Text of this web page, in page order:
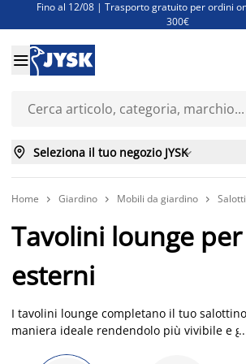
Fino al 12/08 | Trasporto gratuito per ordini
300€
Super offerte d'estate | Oltre 1.500 articoli
Finanziamenti - Scegli il piano di rimborso

 Seleziona il tuo negozio JYSK
Home  Giardino  Mobili da giardino 
Tavolini lounge
esterni
I tavolini lounge completano il tuo
maniera ideale rendendolo più vivibile e